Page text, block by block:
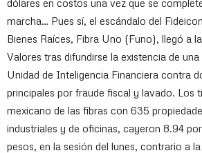
marcha… Pues sí, el escándalo del
Bienes Raíces, Fibra Uno (Funo), llegó a
Valores tras difundirse la existencia de
Unidad de Inteligencia Financiera contra
principales por fraude fiscal y lavado. Los
mexicano de las fibras con 635
industriales y de oficinas, cayeron 8.94
pesos, en la sesión del lunes, contrario a